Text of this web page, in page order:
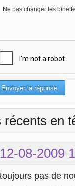
Ne pas changer les
récents en
12-08-2009
toujours pas de